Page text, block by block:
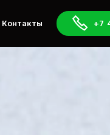
Контакты +7